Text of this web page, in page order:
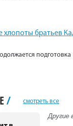
хлопоты братьев
подготовка
/ смотреть все
Другие